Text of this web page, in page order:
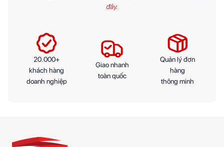
đây.
20.000+
khách hàng
doanh nghiệp
Giao nhanh
toàn quốc
Quản lý đơn
hàng
thông minh